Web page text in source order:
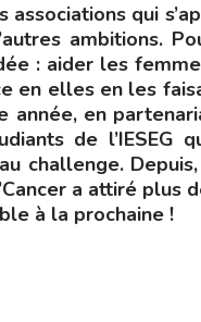
associations qui
ambitions.
: aider les
en elles en les
année, en
de l’IESEG
challenge.
a attiré plus
à la prochaine !